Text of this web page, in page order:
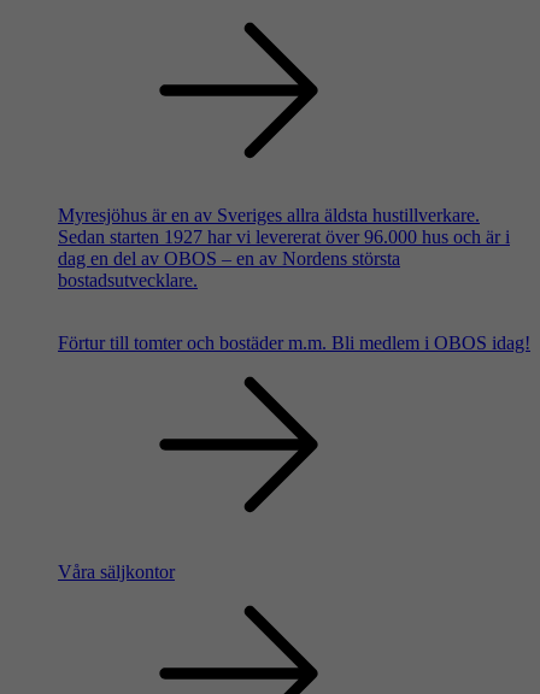
Myresjöhus är en av Sveriges allra äldsta hustillverkare.
Sedan starten 1927 har vi levererat över 96.000 hus och är i
dag en del av OBOS – en av Nordens största
bostadsutvecklare.
Förtur till tomter och bostäder m.m. Bli medlem i OBOS idag!
Våra säljkontor